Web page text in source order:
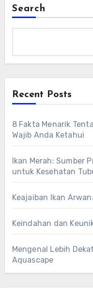
Search
Recent Posts
8 Fakta Menarik
Wajib Anda Ketahui
Ikan Merah: Sumber
untuk Kesehatan
Keajaiban Ikan
Keindahan dan
Mengenal Lebih
Aquascape